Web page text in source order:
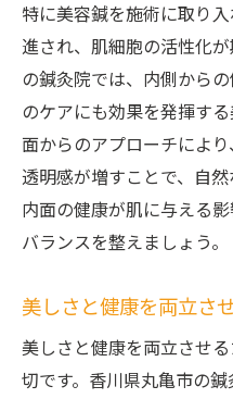
特に美容鍼を施術に取り
進され、肌細胞の活性化
の鍼灸院では、内側から
のケアにも効果を発揮す
面からのアプローチによ
透明感が増すことで、自然
内面の健康が肌に与える
バランスを整えましょう。
美しさと健康を両立さ
美しさと健康を両立させ
切です。香川県丸亀市の